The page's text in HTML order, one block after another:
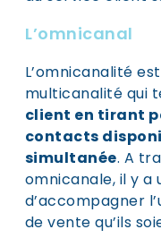
L’omnicanal
L’omnicanalité
multicanalité qui
client en tirant
contacts
simultanée. A
omnicanale, il y a
d’accompagner
de vente qu’ils